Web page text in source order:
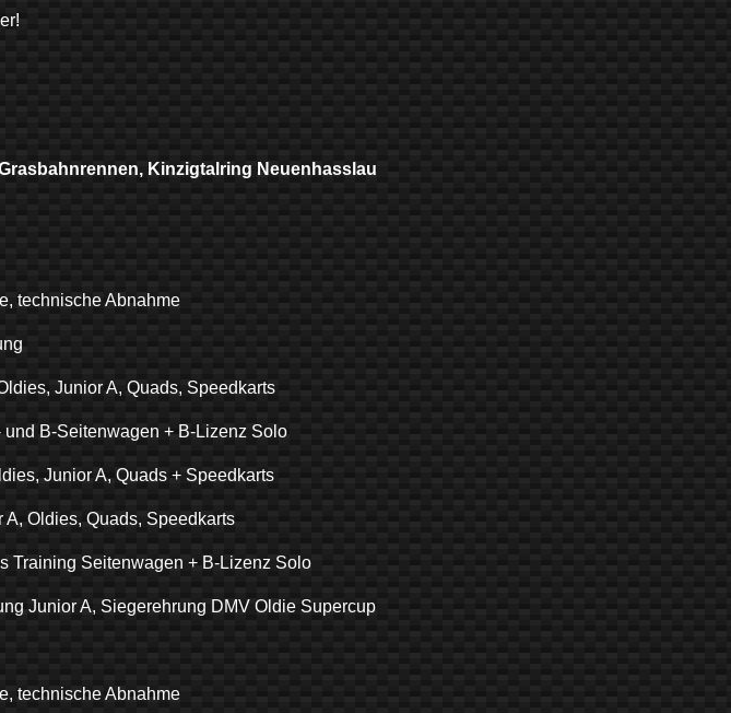
Kinzigtalring Neuenhasslau
Abnahme
Junior A, Quads, Speedkarts
Seitenwagen + B-Lizenz Solo
A, Quads + Speedkarts
Quads, Speedkarts
+ B-Lizenz Solo
Junior A, Siegerehrung DMV Oldie Supercup
Abnahme